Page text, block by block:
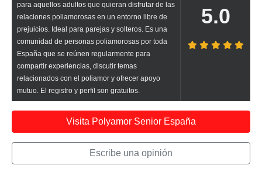
para aquellos adultos que quieran disfrutar de las
relaciones poliamorosas en un entorno libre de
prejuicios. Ideal para parejas y solteros. Es una
comunidad de personas poliamorosas por toda
España que se reúnen regularmente para
compartir experiencias, discutir temas
relacionados con el poliamor y ofrecer apoyo
mutuo. El registro y perfil son gratuitos.
5.0
Visita Polyamor Senior España
Escribe una opinión